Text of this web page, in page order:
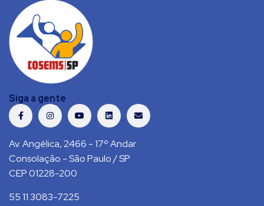
Siga a gente
Av. Angélica, 2466 - 17º Andar
Consolação - São Paulo / SP
CEP 01228-200
55 11 3083-7225